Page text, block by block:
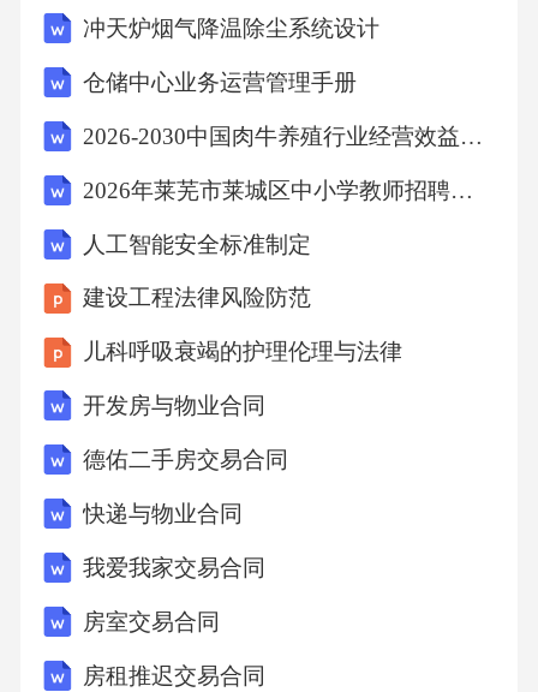
冲天炉烟气降温除尘系统设计
仓储中心业务运营管理手册
2026-2030中国肉牛养殖行业经营效益与未来发展对策探讨报告
2026年莱芜市莱城区中小学教师招聘考试备考试题及答案详解
人工智能安全标准制定
建设工程法律风险防范
儿科呼吸衰竭的护理伦理与法律
开发房与物业合同
德佑二手房交易合同
快递与物业合同
我爱我家交易合同
房室交易合同
房租推迟交易合同